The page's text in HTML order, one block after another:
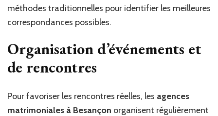
méthodes traditionnelles pour identifier les meilleures
correspondances possibles.
Organisation d’événements et
de rencontres
Pour favoriser les rencontres réelles, les agences
matrimoniales à Besançon organisent régulièrement